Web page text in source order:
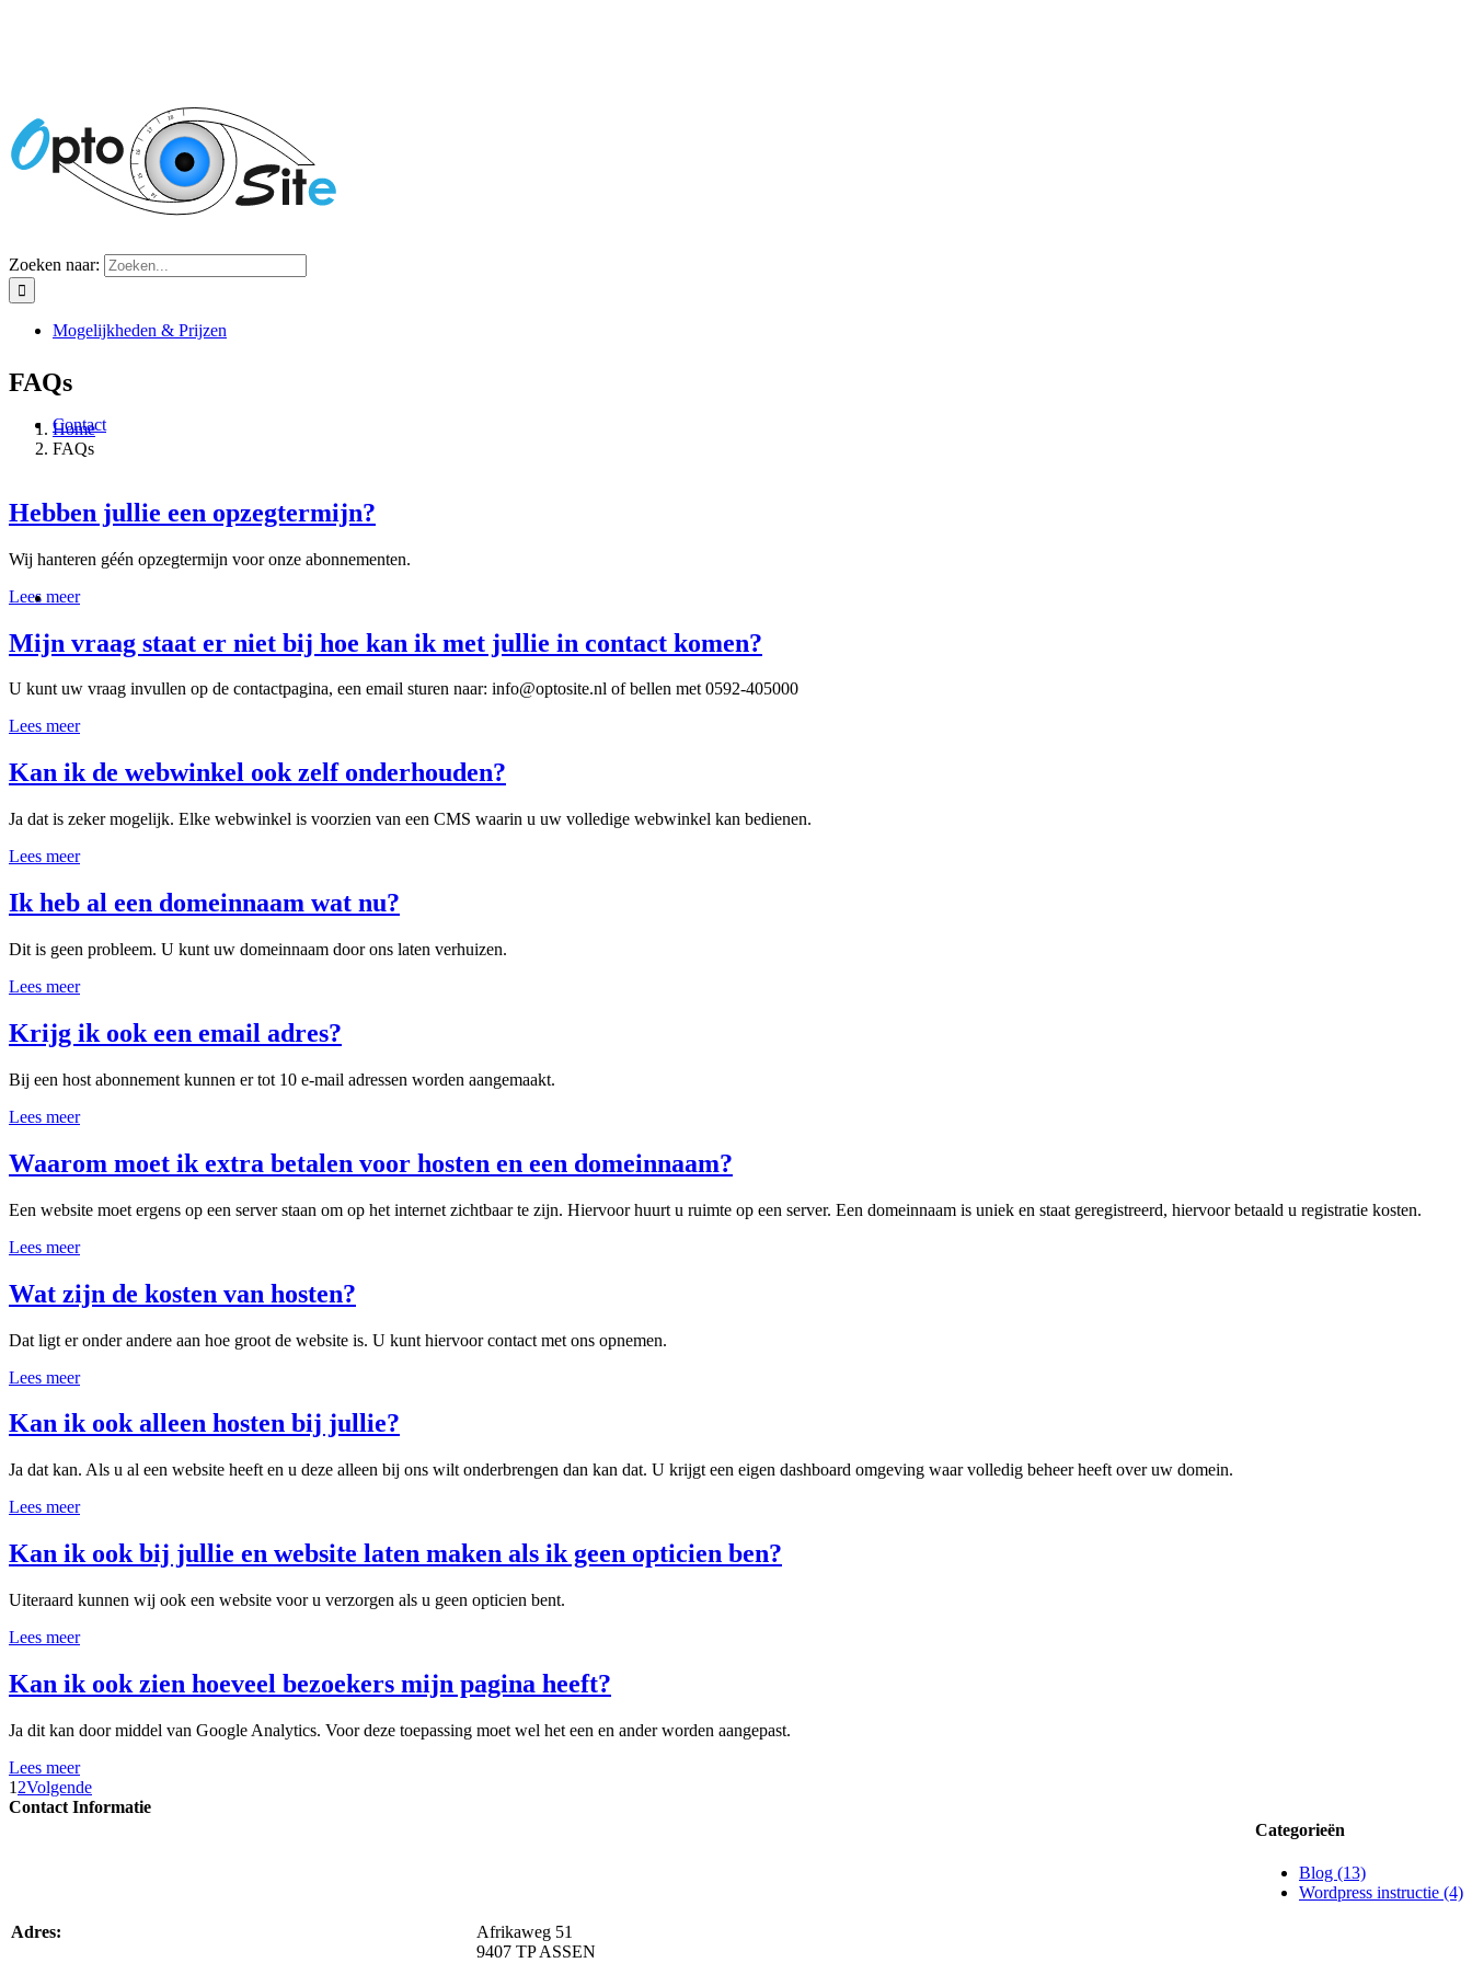
Zoeken naar:
Mogelijkheden & Prijzen
Contact
FAQs
Home
FAQs
Hebben jullie een opzegtermijn?
Wij hanteren géén opzegtermijn voor onze abonnementen.
Lees meer
Mijn vraag staat er niet bij hoe kan ik met jullie in contact komen?
U kunt uw vraag invullen op de contactpagina, een email sturen naar: info@optosite.nl of bellen met 0592-405000
Lees meer
Kan ik de webwinkel ook zelf onderhouden?
Ja dat is zeker mogelijk. Elke webwinkel is voorzien van een CMS waarin u uw volledige webwinkel kan bedienen.
Lees meer
Ik heb al een domeinnaam wat nu?
Dit is geen probleem. U kunt uw domeinnaam door ons laten verhuizen.
Lees meer
Krijg ik ook een email adres?
Bij een host abonnement kunnen er tot 10 e-mail adressen worden aangemaakt.
Lees meer
Waarom moet ik extra betalen voor hosten en een domeinnaam?
Een website moet ergens op een server staan om op het internet zichtbaar te zijn. Hiervoor huurt u ruimte op een server. Een domeinnaam is uniek en staat geregistreerd, hiervoor betaald u registratie kosten.
Lees meer
Wat zijn de kosten van hosten?
Dat ligt er onder andere aan hoe groot de website is. U kunt hiervoor contact met ons opnemen.
Lees meer
Kan ik ook alleen hosten bij jullie?
Ja dat kan. Als u al een website heeft en u deze alleen bij ons wilt onderbrengen dan kan dat. U krijgt een eigen dashboard omgeving waar volledig beheer heeft over uw domein.
Lees meer
Kan ik ook bij jullie en website laten maken als ik geen opticien ben?
Uiteraard kunnen wij ook een website voor u verzorgen als u geen opticien bent.
Lees meer
Kan ik ook zien hoeveel bezoekers mijn pagina heeft?
Ja dit kan door middel van Google Analytics. Voor deze toepassing moet wel het een en ander worden aangepast.
Lees meer
1 2Volgende
Categorieën
Blog (13)
Wordpress instructie (4)
Contact Informatie
Adres:
Afrikaweg 51
9407 TP ASSEN